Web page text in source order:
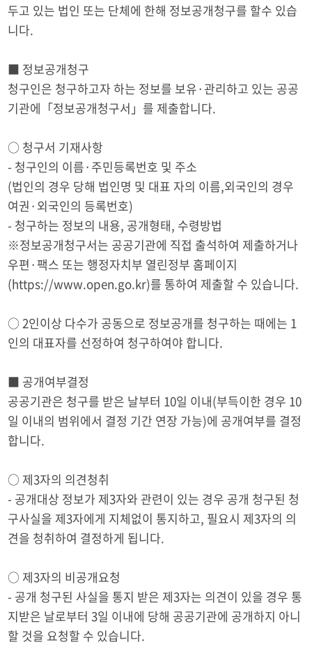
두고 있는 법인 또는 단체에 한해 정보공개청구를 할수 있습
니다.
■ 정보공개청구
청구인은 청구하고자 하는 정보를 보유·관리하고 있는 공공
기관에「정보공개청구서」를 제출합니다.
○ 청구서 기재사항
- 청구인의 이름·주민등록번호 및 주소
(법인의 경우 당해 법인명 및 대표 자의 이름,외국인의 경우
여권·외국인의 등록번호)
- 청구하는 정보의 내용, 공개형태, 수령방법
※정보공개청구서는 공공기관에 직접 출석하여 제출하거나
우편·팩스 또는 행정자치부 열린정부 홈페이지
(https://www.open.go.kr)를 통하여 제출할 수 있습니다.
○ 2인이상 다수가 공동으로 정보공개를 청구하는 때에는 1
인의 대표자를 선정하여 청구하여야 합니다.
■ 공개여부결정
공공기관은 청구를 받은 날부터 10일 이내(부득이한 경우 10
일 이내의 범위에서 결정 기간 연장 가능)에 공개여부를 결정
합니다.
○ 제3자의 의견청취
- 공개대상 정보가 제3자와 관련이 있는 경우 공개 청구된 청
구사실을 제3자에게 지체없이 통지하고, 필요시 제3자의 의
견을 청취하여 결정하게 됩니다.
○ 제3자의 비공개요청
- 공개 청구된 사실을 통지 받은 제3자는 의견이 있을 경우 통
지받은 날로부터 3일 이내에 당해 공공기관에 공개하지 아니
할 것을 요청할 수 있습니다.